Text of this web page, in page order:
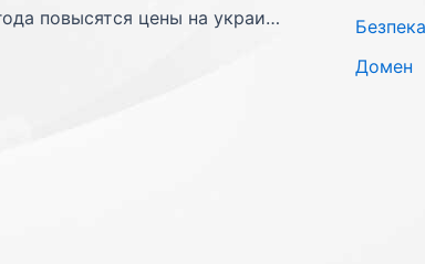
C 01 мая 2016 года повысятся цены на украинские домены
Безпека
Домен